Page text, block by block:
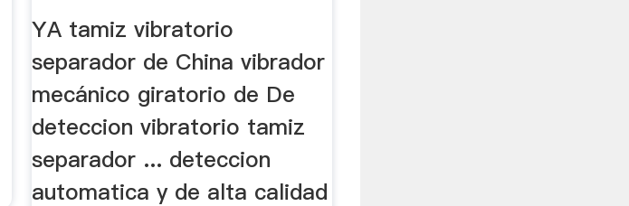
YA tamiz vibratorio
separador de China vibrador
mecánico giratorio de De
deteccion vibratorio tamiz
separador ... deteccion
automatica y de alta calidad